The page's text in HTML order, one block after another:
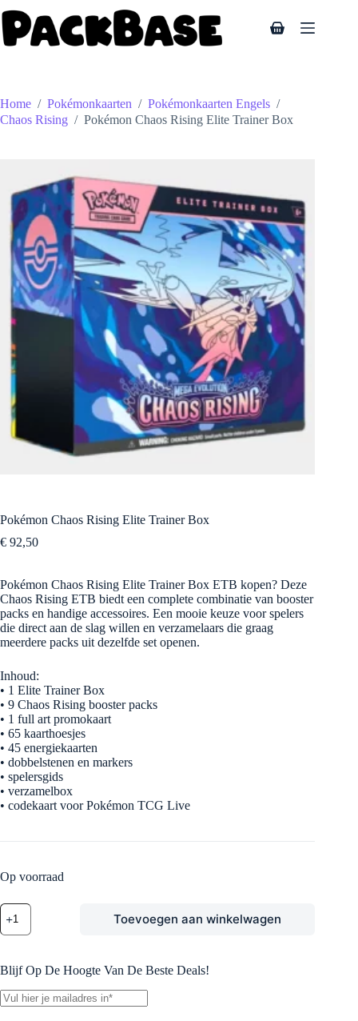
naar
de
inhoud
Winkelwagen
Home / Pokémonkaarten / Pokémonkaarten Engels /
Chaos Rising / Pokémon Chaos Rising Elite Trainer Box
Pokémon Chaos Rising Elite Trainer Box
€ 92,50
Pokémon Chaos Rising Elite Trainer Box ETB kopen? Deze
Chaos Rising ETB biedt een complete combinatie van booster
packs en handige accessoires. Een mooie keuze voor spelers
die direct aan de slag willen en verzamelaars die graag
meerdere packs uit dezelfde set openen.
Inhoud:
• 1 Elite Trainer Box
• 9 Chaos Rising booster packs
• 1 full art promokaart
• 65 kaarthoesjes
• 45 energiekaarten
• dobbelstenen en markers
• spelersgids
• verzamelbox
• codekaart voor Pokémon TCG Live
Op voorraad
Pokémon
Chaos
Rising
Trainer
Box
aantal
Toevoegen aan winkelwagen
Blijf Op De Hoogte Van De Beste Deals!